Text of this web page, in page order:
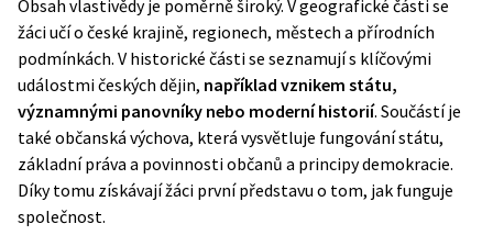
Obsah vlastivědy je poměrně široký. V geografické části se
žáci učí o české krajině, regionech, městech a přírodních
podmínkách. V historické části se seznamují s klíčovými
událostmi českých dějin, například vznikem státu,
významnými panovníky nebo moderní historií. Součástí je
také občanská výchova, která vysvětluje fungování státu,
základní práva a povinnosti občanů a principy demokracie.
Díky tomu získávají žáci první představu o tom, jak funguje
společnost.